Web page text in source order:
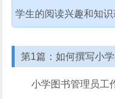
学生的阅读兴趣和知识
第1篇：如何撰写小
小学图书管理员工